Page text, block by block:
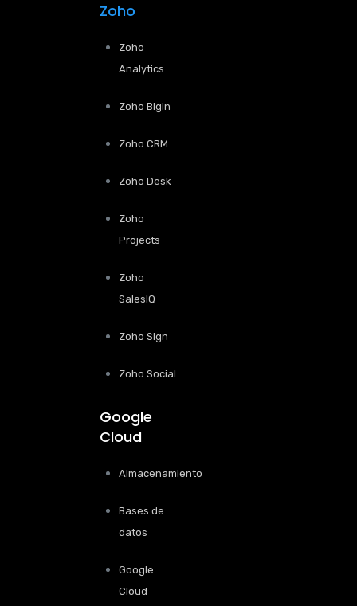
Zoho
Zoho
Analytics
Zoho Bigin
Zoho CRM
Zoho Desk
Zoho
Projects
Zoho
SalesIQ
Zoho Sign
Zoho Social
Google
Cloud
Almacenamiento
Bases de
datos
Google
Cloud